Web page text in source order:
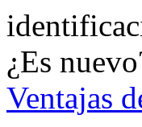
¿Es
Ventajas